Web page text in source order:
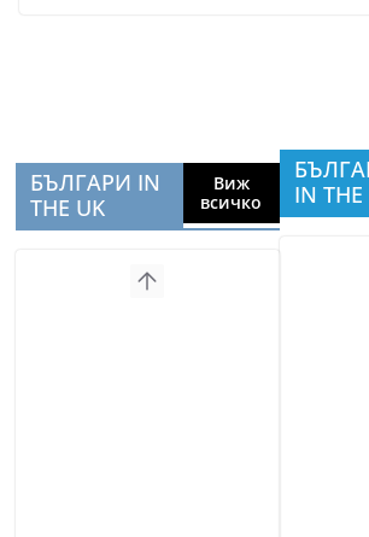
БЪЛГАРИ IN
THE UK
Виж
всичко
IN THE